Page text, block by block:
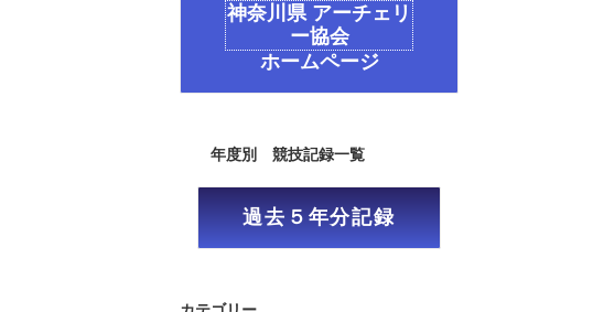
神奈川県 アーチェリ
ー協会
ホームページ
年度別 競技記録一覧
過去５年分記録